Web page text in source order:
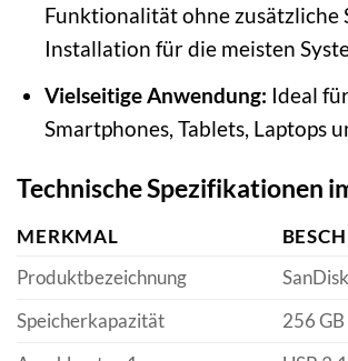
Funktionalität ohne zusätzliche
Installation für die meisten
Vielseitige Anwendung: Ideal
Smartphones, Tablets, Laptops
Technische Spezifikationen
MERKMAL
Produktbezeichnung
Speicherkapazität
256 GB